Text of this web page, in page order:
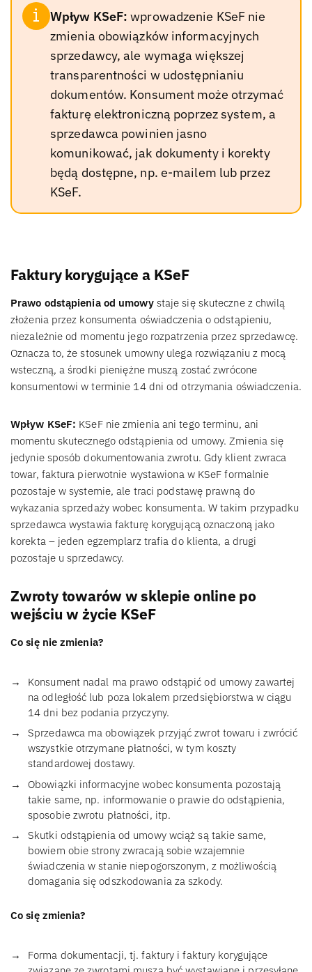
Wpływ KSeF: wprowadzenie KSeF nie
zmienia obowiązków informacyjnych
sprzedawcy, ale wymaga większej
transparentności w udostępnianiu
dokumentów. Konsument może otrzymać
fakturę elektroniczną poprzez system, a
sprzedawca powinien jasno
komunikować, jak dokumenty i korekty
będą dostępne, np. e-mailem lub przez
KSeF.
Faktury korygujące a KSeF
Prawo odstąpienia od umowystaje się skuteczne z chwilą
złożenia przez konsumenta oświadczenia o odstąpieniu,
niezależnie od momentu jego rozpatrzenia przez sprzedawcę.
Oznacza to, że stosunek umowny ulega rozwiązaniu z mocą
wsteczną, a środki pieniężne muszą zostać zwrócone
konsumentowi w terminie 14 dni od otrzymania oświadczenia.
Wpływ KSeF: KSeF nie zmienia ani tego terminu, ani
momentu skutecznego odstąpienia od umowy. Zmienia się
jedynie sposób dokumentowania zwrotu. Gdy klient zwraca
towar, faktura pierwotnie wystawiona w KSeF formalnie
pozostaje w systemie, ale traci podstawę prawną do
wykazania sprzedaży wobec konsumenta. W takim przypadku
sprzedawca wystawia fakturę korygującą oznaczoną jako
korekta – jeden egzemplarz trafia do klienta, a drugi
pozostaje u sprzedawcy.
Zwroty towarów w sklepie online po
wejściu w życie KSeF
Co się nie zmienia?
Konsument nadal ma prawo odstąpić od umowy zawartej
na odległość lub poza lokalem przedsiębiorstwa w ciągu
14 dni bez podania przyczyny.
Sprzedawca ma obowiązek przyjąć zwrot towaru i zwrócić
wszystkie otrzymane płatności, w tym koszty
standardowej dostawy.
Obowiązki informacyjne wobec konsumenta pozostają
takie same, np. informowanie o prawie do odstąpienia,
sposobie zwrotu płatności, itp.
Skutki odstąpienia od umowy wciąż są takie same,
bowiem obie strony zwracają sobie wzajemnie
świadczenia w stanie niepogorszonym, z możliwością
domagania się odszkodowania za szkody.
Co się zmienia?
Forma dokumentacji, tj. faktury i faktury korygujące